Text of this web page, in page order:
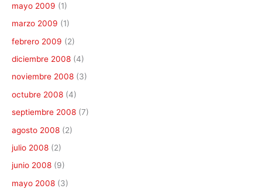
mayo 2009 (1)
marzo 2009 (1)
febrero 2009 (2)
diciembre 2008 (4)
noviembre 2008 (3)
octubre 2008 (4)
septiembre 2008 (7)
agosto 2008 (2)
julio 2008 (2)
junio 2008 (9)
mayo 2008 (3)